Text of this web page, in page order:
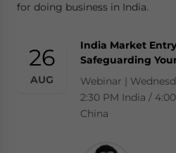
for doing business in India.
26
AUG
India Market
Safeguarding
Webinar |
2:30 PM India /
China